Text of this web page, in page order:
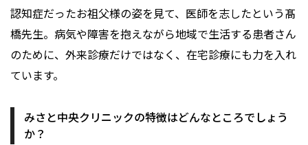
認知症だったお祖父様の姿を見て、医師を志したという髙
橋先生。病気や障害を抱えながら地域で生活する患者さん
のために、外来診療だけではなく、在宅診療にも力を入れ
ています。
みさと中央クリニックの特徴はどんなところでしょう
か？